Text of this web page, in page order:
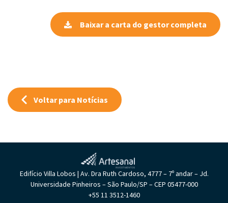
Baixar a carta do gestor completa
Voltar para Notícias
Edifício Villa Lobos | Av. Dra Ruth Cardoso, 4777 – 7º andar – Jd.
Universidade Pinheiros – São Paulo/SP – CEP 05477-000
+55 11 3512-1460